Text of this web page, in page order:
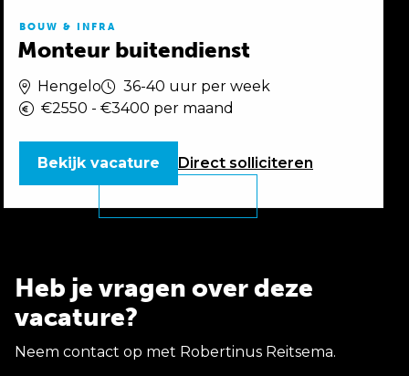
BOUW & INFRA
Monteur buitendienst
Hengelo
36-40 uur per week
€2550 - €3400 per maand
Direct solliciteren
Bekijk vacature
Heb je vragen over deze
vacature?
Neem contact op met Robertinus Reitsema.